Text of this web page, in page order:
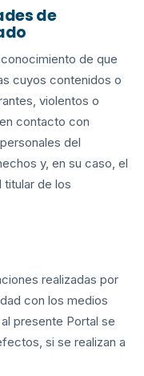
de
de que
cuyos contenidos o
violentos o
contacto con
del
y, en su caso, el
de los
realizadas por
con los medios
presente Portal se
si se realizan a